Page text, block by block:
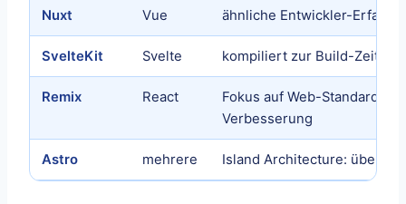
Nuxt Vue ähnliche Entwickler-
SvelteKit Svelte kompiliert zur Build-Zeit,
Remix React
Fokus auf Web-Standards
Verbesserung
Astro mehrere Island Architecture: